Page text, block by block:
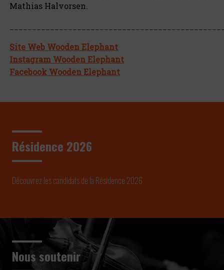
Mathias Halvorsen.
Site Web Wooden Elephant
Instagram Wooden Elephant
Facebook Wooden Elephant
Résidence 2026
Découvrez les candidats de la Résidence 2026
Nous soutenir